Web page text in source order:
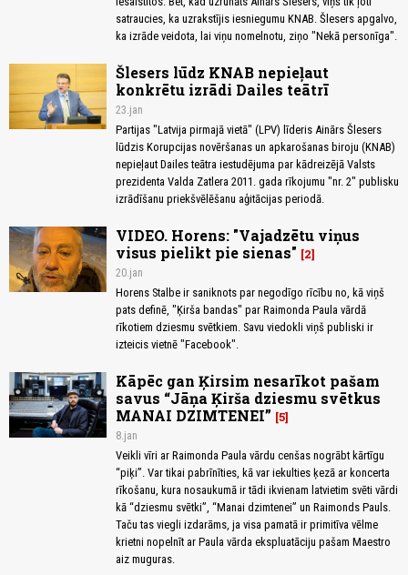
satraucies, ka uzrakstījis iesniegumu KNAB. Šlesers apgalvo,
ka izrāde veidota, lai viņu nomelnotu, ziņo "Nekā personīga".
Šlesers lūdz KNAB nepieļaut
konkrētu izrādi Dailes teātrī
23.jan
Partijas "Latvija pirmajā vietā" (LPV) līderis Ainārs Šlesers
lūdzis Korupcijas novēršanas un apkarošanas biroju (KNAB)
nepieļaut Dailes teātra iestudējuma par kādreizējā Valsts
prezidenta Valda Zatlera 2011. gada rīkojumu "nr. 2" publisku
izrādīšanu priekšvēlēšanu aģitācijas periodā.
VIDEO. Horens: "Vajadzētu viņus
visus pielikt pie sienas"
2
20.jan
Horens Stalbe ir saniknots par negodīgo rīcību no, kā viņš
pats definē, "Ķirša bandas" par Raimonda Paula vārdā
rīkotiem dziesmu svētkiem. Savu viedokli viņš publiski ir
izteicis vietnē "Facebook".
Kāpēc gan Ķirsim nesarīkot pašam
savus “Jāņa Ķirša dziesmu svētkus
MANAI DZIMTENEI” 5
8.jan
Veikli vīri ar Raimonda Paula vārdu cenšas nogrābt kārtīgu
“piķi”. Var tikai pabrīnīties, kā var iekulties ķezā ar koncerta
rīkošanu, kura nosaukumā ir tādi ikvienam latvietim svēti vārdi
kā “dziesmu svētki”, “Manai dzimtenei” un Raimonds Pauls.
Taču tas viegli izdarāms, ja visa pamatā ir primitīva vēlme
krietni nopelnīt ar Paula vārda ekspluatāciju pašam Maestro
aiz muguras.